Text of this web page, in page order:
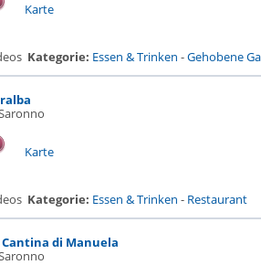
Karte
Kategorie: Essen & Trinken -Gehobene
Karte
Kategorie: Essen & Trinken - Restaurant
Cantina di Manuela